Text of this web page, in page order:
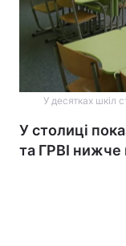
У десятках шкіл
У столиці
та ГРВІ нижче